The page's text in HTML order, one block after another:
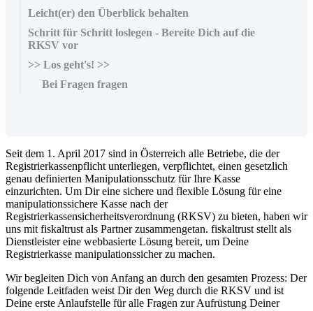
Leicht(er) den Überblick behalten
Schritt für Schritt loslegen - Bereite Dich auf die
RKSV vor
>> Los geht's! >>
Bei Fragen fragen
Seit dem 1. April 2017 sind in Österreich alle Betriebe, die der
Registrierkassenpflicht unterliegen, verpflichtet, einen gesetzlich
genau definierten Manipulationsschutz für Ihre Kasse
einzurichten. Um Dir eine sichere und flexible Lösung für eine
manipulationssichere Kasse nach der
Registrierkassensicherheitsverordnung (RKSV) zu bieten, haben wir
uns mit fiskaltrust als Partner zusammengetan. fiskaltrust stellt als
Dienstleister eine webbasierte Lösung bereit, um Deine
Registrierkasse manipulationssicher zu machen.
Wir begleiten Dich von Anfang an durch den gesamten Prozess: Der
folgende Leitfaden weist Dir den Weg durch die RKSV und ist
Deine erste Anlaufstelle für alle Fragen zur Aufrüstung Deiner